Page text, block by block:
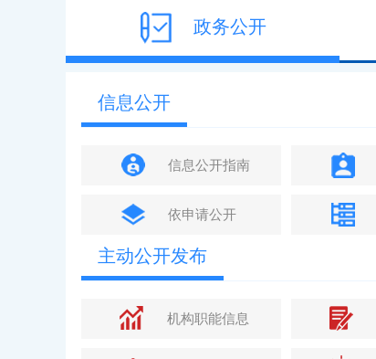
政务公开
信息公开
信息公开指南
依申请公开
主动公开发布
机构职能信息